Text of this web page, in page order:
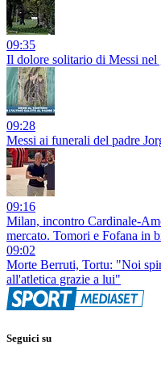
09:35
Il dolore solitario di Messi
09:28
Messi ai funerali del padre
09:16
Milan, incontro Cardinale-
mercato. Tomori e Fofana in
09:02
Morte Berruti, Tortu: "Noi
all'atletica grazie a lui"
Seguici su